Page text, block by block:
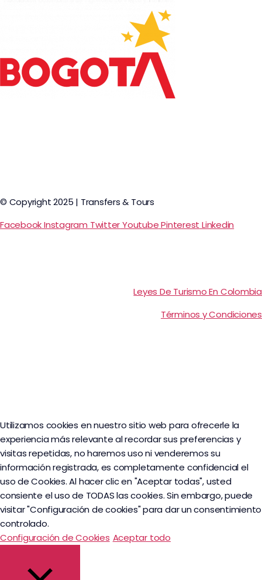
© Copyright 2025 | Transfers & Tours
FacebookInstagram TwitterYoutubePinterest Linkedin
Leyes De Turismo En Colombia
Términos y Condiciones
Utilizamos cookies en nuestro sitio web para ofrecerle la
experiencia más relevante al recordar sus preferencias y
visitas repetidas, no haremos uso ni venderemos su
información registrada, es completamente confidencial el
uso de Cookies. Al hacer clic en "Aceptar todas", usted
consiente el uso de TODAS las cookies. Sin embargo, puede
visitar "Configuración de cookies" para dar un consentimiento
controlado.
Configuración de Cookies Aceptar todo